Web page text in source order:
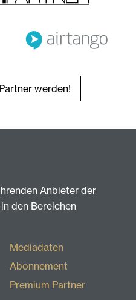
werden!
Anbieter der
den Bereichen
Mediadaten
Abonnement
Premium Partner